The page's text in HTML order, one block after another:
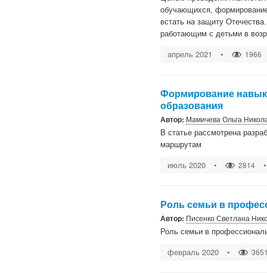
обучающихся, формирование
встать на защиту
работающим с детьми в
апрель 2021 • 1966
Формирование
образования
Автор: Мамичева Ольга
В статье рассмотрена
маршрутам
июль 2020 • 2814 •
Роль семьи в
Автор: Писенко Светлана
Роль семьи в
февраль 2020 •